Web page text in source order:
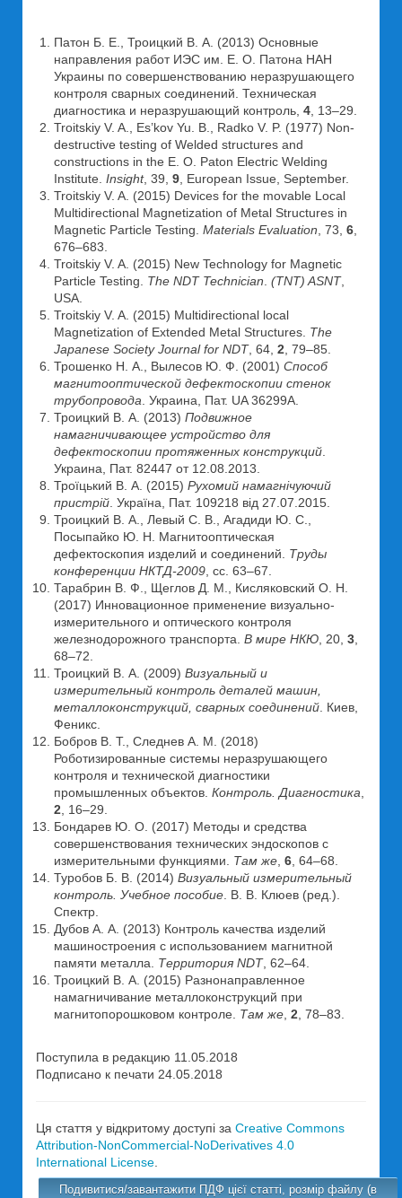
Патон Б. Е., Троицкий В. А. (2013) Основные
направления работ ИЭС им. Е. О. Патона НАН
Украины по совершенствованию неразрушающего
контроля сварных соединений. Техническая
диагностика и неразрушающий контроль, 4, 13–29.
Troitskiy V. A., Es’kov Yu. B., Radko V. P. (1977) Non-
destructive testing of Welded structures and
constructions in the E. O. Paton Electric Welding
Institute. Insight, 39, 9, European Issue, September.
Troitskiy V. A. (2015) Devices for the movable Local
Multidirectional Magnetization of Metal Structures in
Magnetic Particle Testing. Materials Evaluation, 73, 6,
676–683.
Troitskiy V. A. (2015) New Technology for Magnetic
Particle Testing. The NDT Technician. (TNT) ASNT,
USA.
Troitskiy V. A. (2015) Multidirectional local
Magnetization of Extended Metal Structures. The
Japanese Society Journal for NDT, 64, 2, 79–85.
Трошенко Н. А., Вылесов Ю. Ф. (2001) Способ
магнитооптической дефектоскопии стенок
трубопровода. Украина, Пат. UA 36299А.
Троицкий В. А. (2013) Подвижное
намагничивающее устройство для
дефектоскопии протяженных конструкций.
Украина, Пат. 82447 от 12.08.2013.
Троїцький В. А. (2015) Рухомий намагнічуючий
пристрій. Україна, Пат. 109218 від 27.07.2015.
Троицкий В. А., Левый С. В., Агадиди Ю. С.,
Посыпайко Ю. Н. Магнитооптическая
дефектоскопия изделий и соединений. Труды
конференции НКТД-2009, сс. 63–67.
Тарабрин В. Ф., Щеглов Д. М., Кисляковский О. Н.
(2017) Инновационное применение визуально-
измерительного и оптического контроля
железнодорожного транспорта. В мире НКЮ, 20, 3,
68–72.
Троицкий В. А. (2009) Визуальный и
измерительный контроль деталей машин,
металлоконструкций, сварных соединений. Киев,
Феникс.
Бобров В. Т., Следнев А. М. (2018)
Роботизированные системы неразрушающего
контроля и технической диагностики
промышленных объектов. Контроль. Диагностика,
2, 16–29.
Бондарев Ю. О. (2017) Методы и средства
совершенствования технических эндоскопов с
измерительными функциями. Там же, 6, 64–68.
Туробов Б. В. (2014) Визуальный измерительный
контроль. Учебное пособие. В. В. Клюев (ред.).
Спектр.
Дубов А. А. (2013) Контроль качества изделий
машиностроения с использованием магнитной
памяти металла. Территория NDT, 62–64.
Троицкий В. А. (2015) Разнонаправленное
намагничивание металлоконструкций при
магнитопорошковом контроле. Там же, 2, 78–83.
Поступила в редакцию 11.05.2018
Подписано к печати 24.05.2018
Ця стаття у відкритому доступі за Creative Commons
Attribution-NonCommercial-NoDerivatives 4.0
International License.
Подивитися/завантажити ПДФ цієї статті, розмір файлу (в